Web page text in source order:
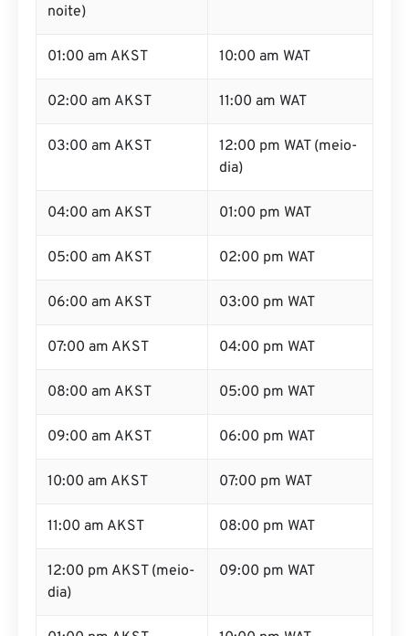
noite)
01:00 am AKST 10:00 am WAT
02:00 am AKST 11:00 am WAT
03:00 am AKST
12:00 pm WAT (meio-
dia)
04:00 am AKST 01:00 pm WAT
05:00 am AKST 02:00 pm WAT
06:00 am AKST 03:00 pm WAT
07:00 am AKST 04:00 pm WAT
08:00 am AKST 05:00 pm WAT
09:00 am AKST 06:00 pm WAT
10:00 am AKST 07:00 pm WAT
11:00 am AKST 08:00 pm WAT
12:00 pm AKST (meio-
dia)
09:00 pm WAT